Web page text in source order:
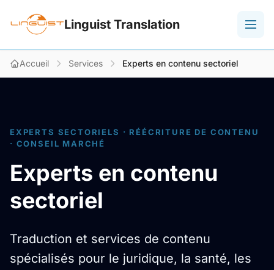
Linguist Translation
Accueil Services Experts en contenu sectoriel
EXPERTS SECTORIELS · RÉÉCRITURE DE CONTENU
· CONSEIL MARCHÉ
Experts en contenu
sectoriel
Traduction et services de contenu
spécialisés pour le juridique, la santé, les